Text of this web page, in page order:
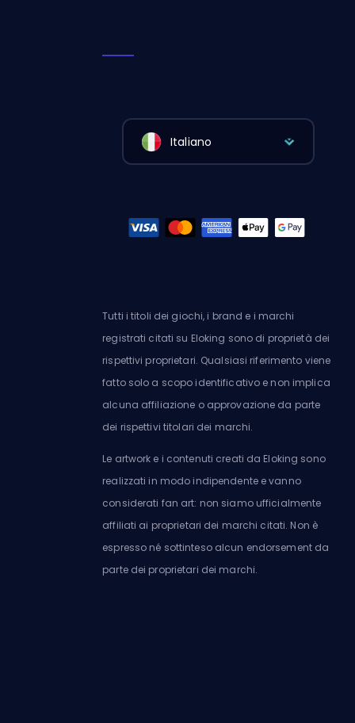
Italiano
Tutti i titoli dei giochi, i brand e i marchi
registrati citati su Eloking sono di proprietà dei
rispettivi proprietari. Qualsiasi riferimento viene
fatto solo a scopo identificativo e non implica
alcuna affiliazione o approvazione da parte
dei rispettivi titolari dei marchi.
Le artwork e i contenuti creati da Eloking sono
realizzati in modo indipendente e vanno
considerati fan art: non siamo ufficialmente
affiliati ai proprietari dei marchi citati. Non è
espresso né sottinteso alcun endorsement da
parte dei proprietari dei marchi.